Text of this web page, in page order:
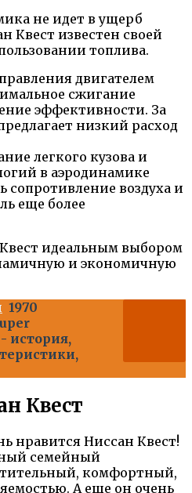
не идет в ущерб
Квест известен своей
топлива.
двигателем
сжигание
эффективности. За
низкий расход
легкого кузова и
в аэродинамике
сопротивление воздуха и
еще более
Квест идеальным выбором
и экономичную
1970
история,
Квест
нравится Ниссан Квест!
семейный
комфортный,
А еще он очень